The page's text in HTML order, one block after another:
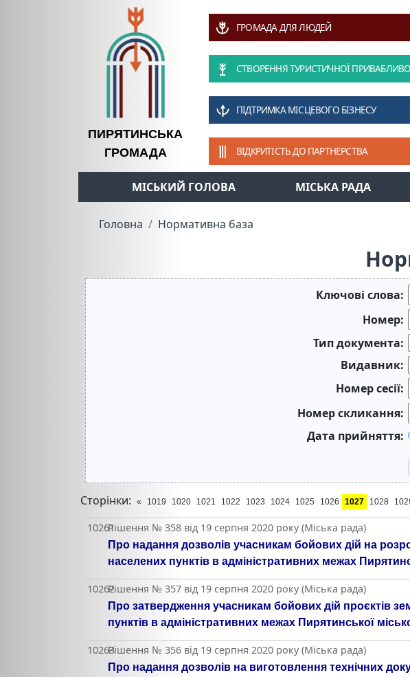
ПИРЯТИНСЬКА
ГРОМАДА
ГРОМАДА ДЛЯ ЛЮДЕЙ
СТВОРЕННЯ ТУРИСТИЧНОЇ
ПІДТРИМКА МІСЦЕВОГО БІЗНЕСУ
ВІДКРИТІСТЬ ДО ПАРТНЕРСТВА
МІСЬКИЙ ГОЛОВА МІСЬКА РАДА
Головна Нормативна база
Ключові слова:
Номер:
Тип документа:
Видавник:
Номер сесії:
Номер скликання:
Дата прийняття:
Сторінки: « 1019 1020 1021 1022 1023 1024 1025 1026 1027 1028
10261Рішення № 358 від 19 серпня 2020 року (Міська рада)
Про надання дозволів учасникам бойових дій на
населених пунктів в адміністративних межах
10262Рішення № 357 від 19 серпня 2020 року (Міська рада)
Про затвердження учасникам бойових дій проєктів
пунктів в адміністративних межах Пирятинської
10263Рішення № 356 від 19 серпня 2020 року (Міська рада)
Про надання дозволів на виготовлення технічних